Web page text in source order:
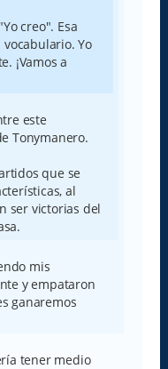
creo". Esa
Yo
¡Vamos a
este
Tonymanero.
que se
al
ser victorias del
mis
y empataron
ganaremos
tener medio